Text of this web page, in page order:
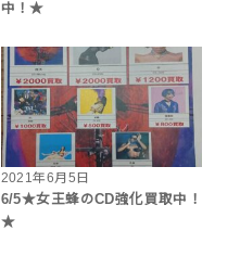
中！★
2021年6月5日
6/5★女王蜂のCD強化買取中！
★